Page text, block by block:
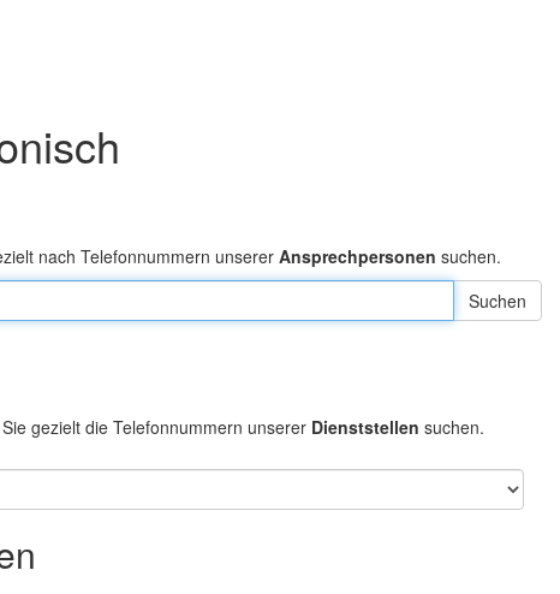
nach Telefonnummern unserer Ansprechpersonen suchen.
gezielt die Telefonnummern unserer Dienststellen suchen.